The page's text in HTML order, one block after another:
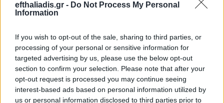
efthaliadis.gr - Do Not Process My Personal
Information
If you wish to opt-out of the sale, sharing to third parties, or
processing of your personal or sensitive information for
targeted advertising by us, please use the below opt-out
section to confirm your selection. Please note that after your
opt-out request is processed you may continue seeing
interest-based ads based on personal information utilized by
us or personal information disclosed to third parties prior to